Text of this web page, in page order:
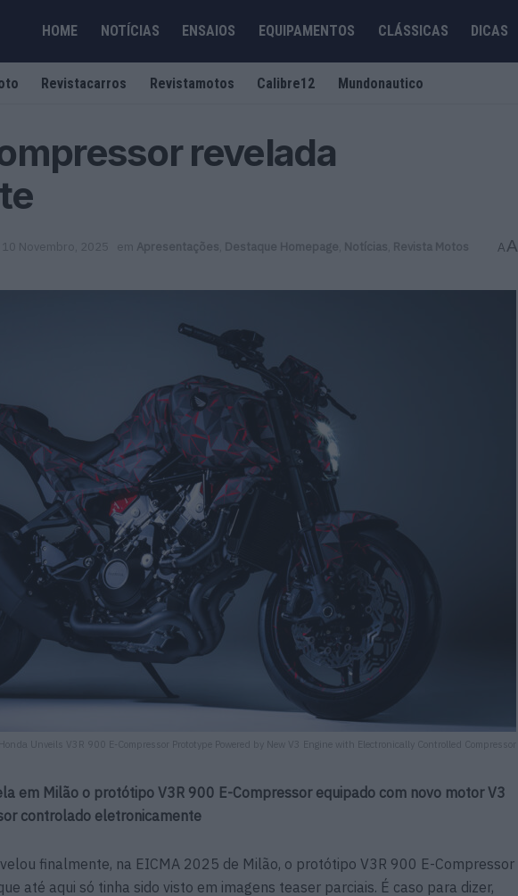
HOME NOTÍCIAS ENSAIOS EQUIPAMENTOS CLÁSSICAS DICAS
Revistacarros Revistamotos Calibre12 Mundonautico
revelada
10 Novembro, 2025 em Apresentações Destaque Homepage Notícias Revista Motos AA
Honda Unveils V3R 900 E-Compressor Prototype Powered by New V3 Engine with Electronically Controlled Compressor
em Milão o protótipo V3R 900 E-Compressor equipado com novo motor V3
controlado eletronicamente
finalmente, na EICMA 2025 de Milão, o protótipo V3R 900 E-Compressor
até aqui só tinha sido visto em imagens teaser parciais. É caso para dizer,